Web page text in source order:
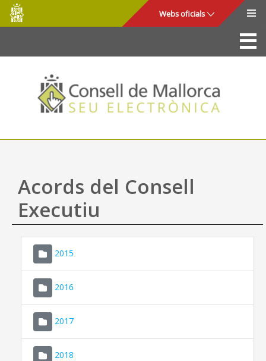
Salta al contingut principal
Consell
de
Mallorca
Webs oficials
La Seu
Consell de Mallorca
Accés i seguretat
Utilitats
Ajuda
Acords del Consell
Executiu
2015
2016
2017
2018